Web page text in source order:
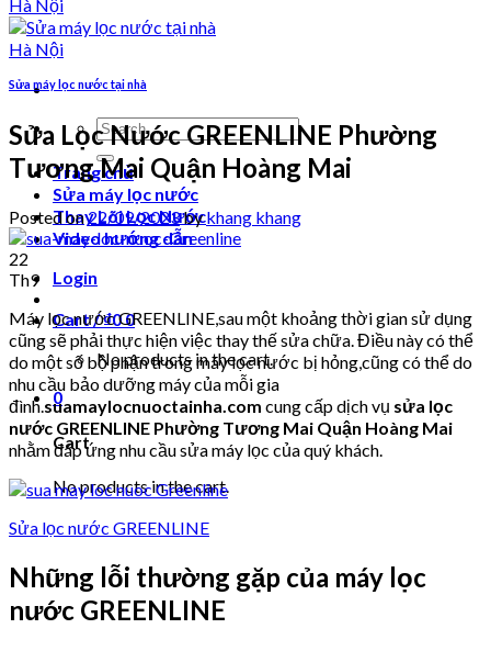
Search
for:
Trang chủ
Sửa máy lọc nước
Thay Lõi Lọc Nước
Video hướng dẫn
Login
Cart /₫00
No products in the cart.
0
Cart
No products in the cart.
Sửa máy lọc nước tại nhà
Sửa Lọc Nước GREENLINE Phường
Tương Mai Quận Hoàng Mai
Posted on22/09/2023bykhang khang
22
Th9
Máy lọc nước GREENLINE,sau một khoảng thời gian sử dụng
cũng sẽ phải thực hiện việc thay thế sửa chữa. Điều này có thể
do một số bộ phận trong máy lọc nước bị hỏng,cũng có thể do
nhu cầu bảo dưỡng máy của mỗi gia
đình.suamaylocnuoctainha.com cung cấp dịch vụ sửa lọc
nước GREENLINE Phường Tương Mai Quận Hoàng Mai
nhằm đáp ứng nhu cầu sửa máy lọc của quý khách.
Sửa lọc nước GREENLINE
Những lỗi thường gặp của máy lọc
nước GREENLINE